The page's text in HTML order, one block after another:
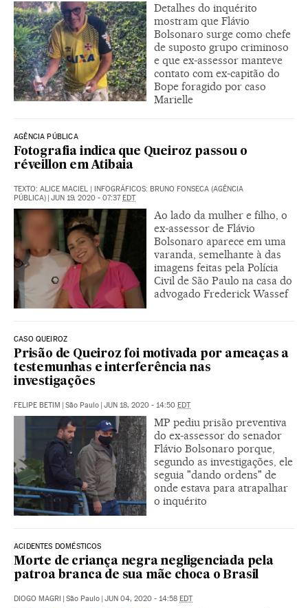
Detalhes do inquérito
mostram que Flávio
Bolsonaro surge como chefe
de suposto grupo criminoso
e que ex-assessor manteve
contato com ex-capitão do
Bope foragido por caso
Marielle
AGÊNCIA PÚBLICA
Fotografia indica que Queiroz passou o
réveillon em Atibaia
TEXTO: ALICE MACIEL | INFOGRÁFICOS: BRUNO FONSECA (AGÊNCIA
PÚBLICA) | JUN 19, 2020 - 07:37EDT
Ao lado da mulher e filho, o
ex-assessor de Flávio
Bolsonaro aparece em uma
varanda, semelhante à das
imagens feitas pela Polícia
Civil de São Paulo na casa do
advogado Frederick Wassef
CASO QUEIROZ
Prisão de Queiroz foi motivada por ameaças a
testemunhas e interferência nas
investigações
FELIPE BETIM | São Paulo | JUN 18, 2020 - 14:50 EDT
MP pediu prisão preventiva
do ex-assessor do senador
Flávio Bolsonaro porque,
segundo as investigações, ele
seguia "dando ordens" de
onde estava para atrapalhar
o inquérito
ACIDENTES DOMÉSTICOS
Morte de criança negra negligenciada pela
patroa branca de sua mãe choca o Brasil
DIOGO MAGRI | São Paulo | JUN 04, 2020 - 14:58 EDT